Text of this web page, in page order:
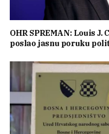
OHR SPREMAN: Louis
poslao jasnu poruku